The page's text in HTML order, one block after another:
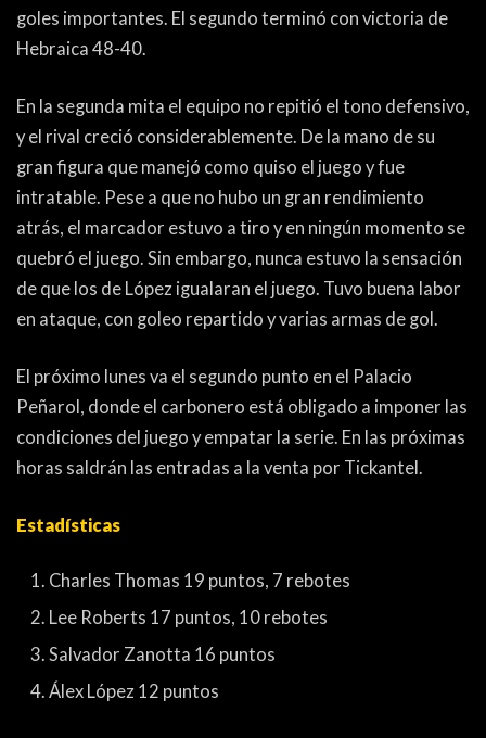
goles importantes. El segundo terminó con victoria de
Hebraica 48-40.
En la segunda mita el equipo no repitió el tono defensivo,
y el rival creció considerablemente. De la mano de su
gran figura que manejó como quiso el juego y fue
intratable. Pese a que no hubo un gran rendimiento
atrás, el marcador estuvo a tiro y en ningún momento se
quebró el juego. Sin embargo, nunca estuvo la sensación
de que los de López igualaran el juego. Tuvo buena labor
en ataque, con goleo repartido y varias armas de gol.
El próximo lunes va el segundo punto en el Palacio
Peñarol, donde el carbonero está obligado a imponer las
condiciones del juego y empatar la serie. En las próximas
horas saldrán las entradas a la venta por Tickantel.
Estadísticas
Charles Thomas 19 puntos, 7 rebotes
Lee Roberts 17 puntos, 10 rebotes
Salvador Zanotta 16 puntos
Álex López 12 puntos